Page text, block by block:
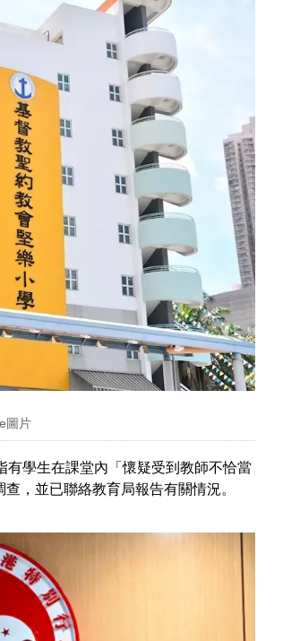
圖片
學生在課堂內「懷疑受到教師不恰當
，並已聯絡教育局報告有關情況。